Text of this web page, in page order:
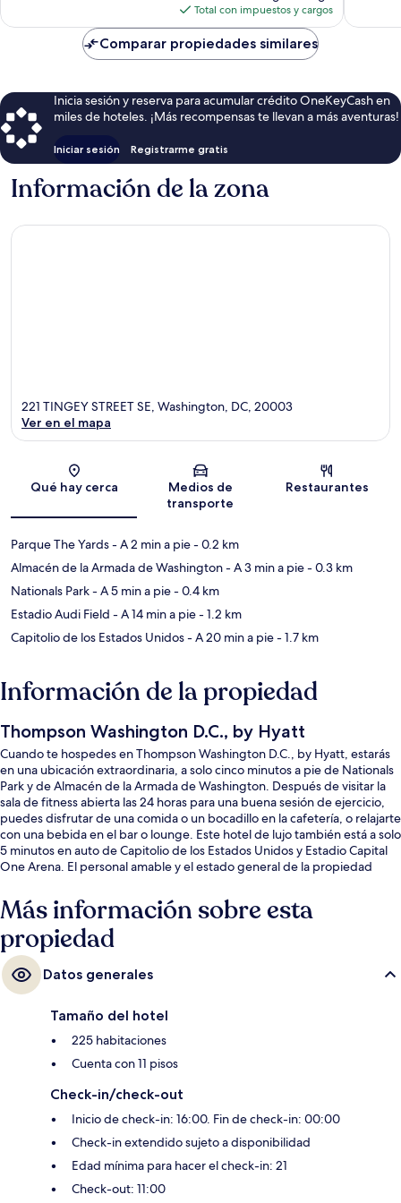
actual
es
de
$172
Total con impuestos y cargos
Comparar propiedades similares
Inicia sesión y reserva para acumular crédito OneKeyCash en
miles de hoteles. ¡Más recompensas te llevan a más aventuras!
Iniciar sesión Registrarme gratis
Información de la zona
Sección del mapa
221 TINGEY STREET SE, Washington, DC, 20003
Ver en el mapa
Qué hay cerca
Medios de
transporte
Restaurantes
Parque The Yards- A 2 min a pie- 0.2 km
Almacén de la Armada de Washington- A 3 min a pie- 0.3 km
Nationals Park- A 5 min a pie- 0.4 km
Estadio Audi Field - A 14 min a pie- 1.2 km
Capitolio de los Estados Unidos- A 20 min a pie- 1.7 km
Información de la propiedad
Thompson Washington D.C., by Hyatt
Cuando te hospedes en Thompson Washington D.C., by Hyatt, estarás
en una ubicación extraordinaria, a solo cinco minutos a pie de Nationals
Park y de Almacén de la Armada de Washington. Después de visitar la
sala de fitness abierta las 24 horas para una buena sesión de ejercicio,
puedes disfrutar de una comida o un bocadillo en la cafetería, o relajarte
con una bebida en el bar o lounge. Este hotel de lujo también está a solo
5 minutos en auto de Capitolio de los Estados Unidos y Estadio Capital
One Arena. El personal amable y el estado general de la propiedad
a una corta distancia a pie de algunas opciones de transporte público:
Estación de metro Navy Yard-Ballpark está a 4 minutos.
Más información sobre esta
propiedad
Datos generales
Tamaño del hotel
225 habitaciones
Cuenta con 11 pisos
Check-in/check-out
Inicio de check-in: 16:00. Fin de check-in: 00:00
Check-in extendido sujeto a disponibilidad
Edad mínima para hacer el check-in: 21
Check-out: 11:00